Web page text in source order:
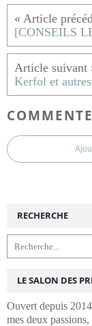
Kerfol et
RECHERCHE
LE SALON DES
Ouvert depuis
mes deux